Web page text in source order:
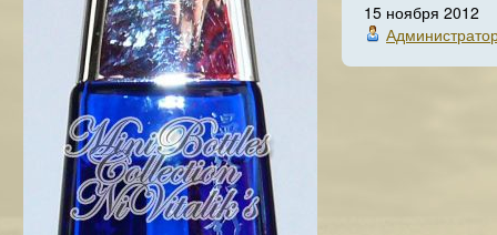
15 ноября 2012